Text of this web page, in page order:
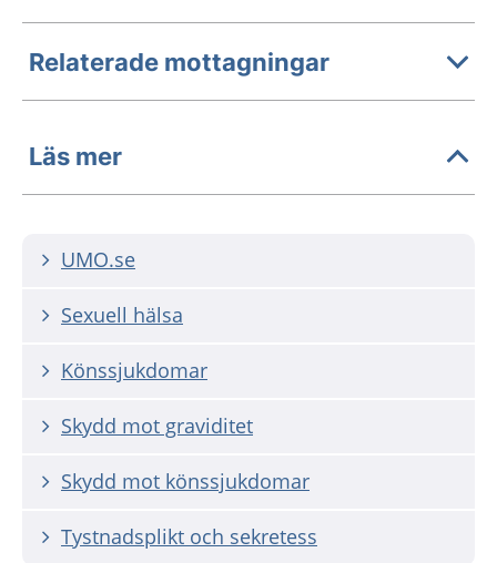
Relaterade mottagningar
Läs mer
UMO.se
Sexuell hälsa
Könssjukdomar
Skydd mot graviditet
Skydd mot könssjukdomar
Tystnadsplikt och sekretess